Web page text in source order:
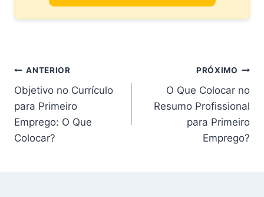
Navegação
de
Post
ANTERIOR
Objetivo no Currículo
para Primeiro
Emprego: O Que
Colocar?
PRÓXIMO
O Que Colocar no
Resumo Profissional
para Primeiro
Emprego?